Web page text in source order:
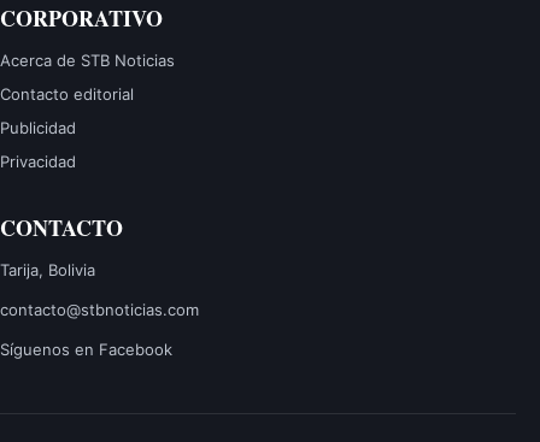
CORPORATIVO
Acerca de STB Noticias
Contacto editorial
Publicidad
Privacidad
CONTACTO
Tarija, Bolivia
contacto@stbnoticias.com
Síguenos en Facebook